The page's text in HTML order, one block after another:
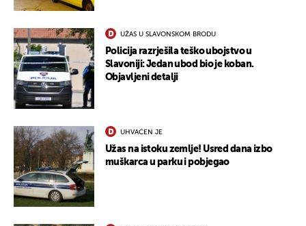
UŽAS U SLAVONSKOM BRODU
Policija razrješila teško ubojstvo u
Slavoniji: Jedan ubod bio je koban.
Objavljeni detalji
UHVAĆEN JE
Užas na istoku zemlje! Usred dana izbo
muškarca u parku i pobjegao